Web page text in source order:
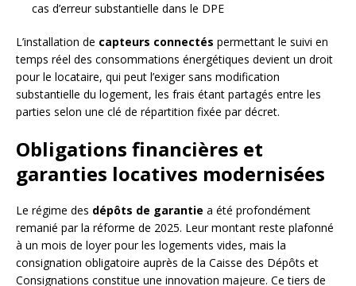
cas d’erreur substantielle dans le DPE
L’installation de capteurs connectés permettant le suivi en
temps réel des consommations énergétiques devient un droit
pour le locataire, qui peut l’exiger sans modification
substantielle du logement, les frais étant partagés entre les
parties selon une clé de répartition fixée par décret.
Obligations financières et
garanties locatives modernisées
Le régime des dépôts de garantie a été profondément
remanié par la réforme de 2025. Leur montant reste plafonné
à un mois de loyer pour les logements vides, mais la
consignation obligatoire auprès de la Caisse des Dépôts et
Consignations constitue une innovation majeure. Ce tiers de